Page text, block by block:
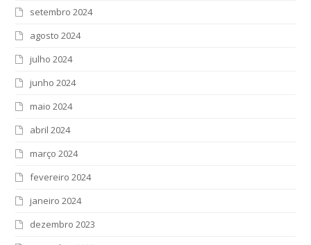
setembro 2024
agosto 2024
julho 2024
junho 2024
maio 2024
abril 2024
março 2024
fevereiro 2024
janeiro 2024
dezembro 2023